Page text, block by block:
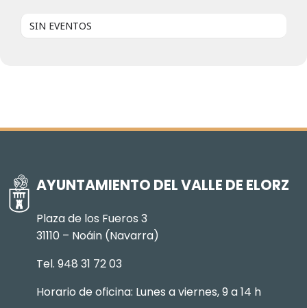
SIN EVENTOS
AYUNTAMIENTO DEL VALLE DE ELORZ
Plaza de los Fueros 3
31110 – Noáin (Navarra)
Tel. 948 31 72 03
Horario de oficina: Lunes a viernes, 9 a 14 h